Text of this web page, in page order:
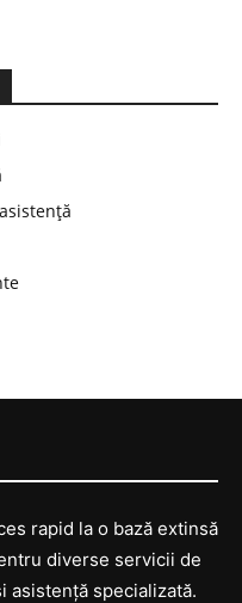
rapid la o bază extinsă
diverse servicii de
specializată.